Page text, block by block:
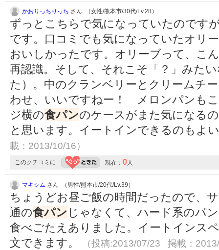
かおりっちりっち さん （女性/熊本市/30代/Lv.28）
ずっとこちらで気になっていたのです
です。口コミでも気になっていたオリ
おいしかったです。オリーブって、こ
再認識。そして、それこそ「？」みた
た）。中のクランベリーとクリームチ
わせ、いいですねー！ メロンパンも
ジ横の食パンのケースがまた気になる
と思います。イートインできるのもよ
載：2013/10/16）
このクチコミに 現在： 0人
マキシム さん （男性/熊本市/20代/Lv.39）
ちょうどお昼ご飯の時間だったので、
通の食パン じゃなくて、ハード系のパ
食べごたえありました。イートインス
文できます。
（投稿:2013/07/23 掲載：